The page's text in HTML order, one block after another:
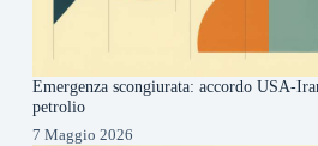
Emergenza scongiurata: accordo USA-
petrolio
7 Maggio 2026